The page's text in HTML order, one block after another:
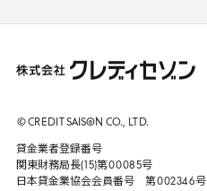
© CREDITSAISON CO., LTD.
貸金業者登録番号
関東財務局長( 15)第 00085号
日本貸金業協会会員番号 第002346号